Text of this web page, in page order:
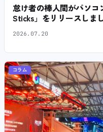
怠け者の棒人間がパソ
Sticks」をリリースしま
2026.07.20
コラム